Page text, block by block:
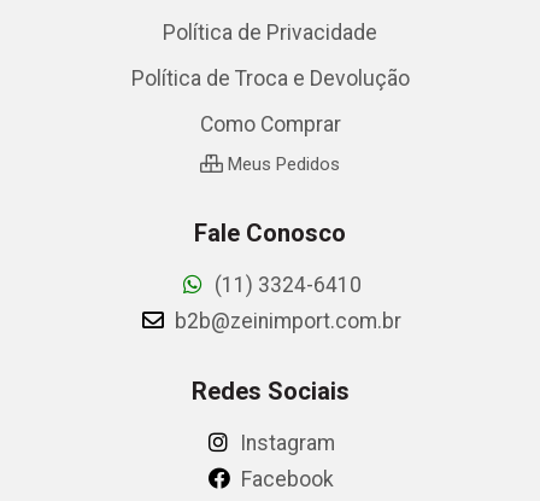
Política de Privacidade
Política de Troca e Devolução
Como Comprar
Meus Pedidos
Fale Conosco
(11) 3324-6410
b2b@zeinimport.com.br
Redes Sociais
Instagram
Facebook